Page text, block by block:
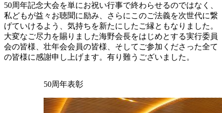
50周年記念大会を単にお祝い行事で終わらせるのではなく、
私どもが益々お聴聞に励み、さらにこのご法義を次世代に繋
げていけるよう、気持ちを新たにしたご縁ともなりました。
大変なご尽力を賜りました海野会長をはじめとする実行委員
会の皆様、壮年会会員の皆様、そしてご参加くださった全て
の皆様に感謝申し上げます。有り難うございました。
50周年表彰